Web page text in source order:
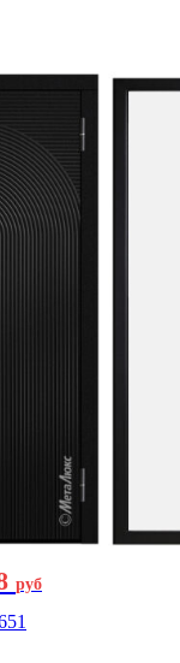
руб